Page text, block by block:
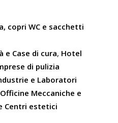
copri WC e sacchetti
e Case di cura, Hotel
di pulizia
e Laboratori
Officine Meccaniche e
Centri estetici